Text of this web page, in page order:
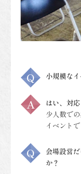
小規模な
はい、対応
少人数で
イベント
会場設営
か？